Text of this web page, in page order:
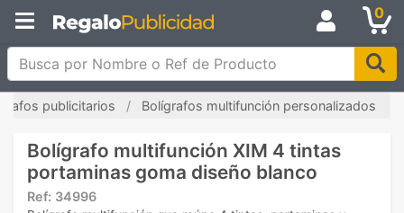
0
Busca por Nombre o Ref de Producto
publicitarios Bolígrafos multifunción personalizados
Bolígrafo multifunción XIM 4 tintas
portaminas goma diseño blanco
Ref: 34996